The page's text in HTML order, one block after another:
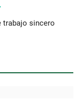
trabajo sincero